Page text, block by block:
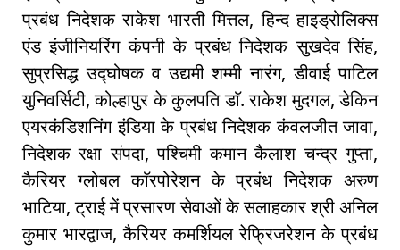
प्रबंध निदेशक राकेश भारती मित्तल, हिन्द हाइड्रोलिक्स
एंड इंजीनियरिंग कंपनी के प्रबंध निदेशक सुखदेव सिंह,
सुप्रसिद्ध उद्घोषक व उद्यमी शम्मी नारंग, डीवाई पाटिल
युनिवर्सिटी, कोल्हापुर के कुलपति डाॅ. राकेश मुदगल, डेकिन
एयरकंडिशनिंग इंडिया के प्रबंध निदेशक कंवलजीत जावा,
निदेशक रक्षा संपदा, पश्चिमी कमान कैलाश चन्द्र गुप्ता,
कैरियर ग्लोबल काॅरपोरेशन के प्रबंध निदेशक अरुण
भाटिया, ट्राई में प्रसारण सेवाओं के सलाहकार श्री अनिल
कुमार भारद्वाज, कैरियर कमर्शियल रेफ्रिजरेशन के प्रबंध